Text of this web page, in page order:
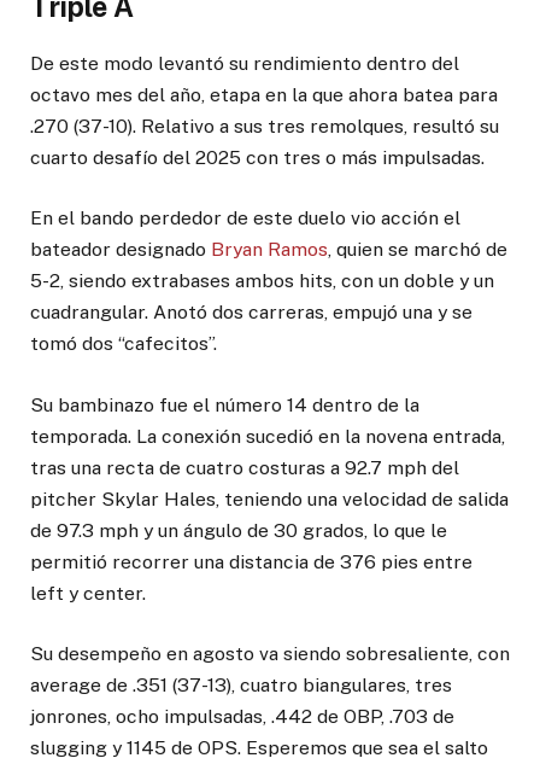
De este modo levantó su rendimiento dentro del
octavo mes del año, etapa en la que ahora batea para
.270 (37-10). Relativo a sus tres remolques, resultó su
cuarto desafío del 2025 con tres o más impulsadas.
En el bando perdedor de este duelo vio acción el
bateador designado Bryan Ramos, quien se marchó de
5-2, siendo extrabases ambos hits, con un doble y un
cuadrangular. Anotó dos carreras, empujó una y se
tomó dos “cafecitos”.
Su bambinazo fue el número 14 dentro de la
temporada. La conexión sucedió en la novena entrada,
tras una recta de cuatro costuras a 92.7 mph del
pitcher Skylar Hales, teniendo una velocidad de salida
de 97.3 mph y un ángulo de 30 grados, lo que le
permitió recorrer una distancia de 376 pies entre
left y center.
Su desempeño en agosto va siendo sobresaliente, con
average de .351 (37-13), cuatro biangulares, tres
jonrones, ocho impulsadas, .442 de OBP, .703 de
slugging y 1145 de OPS. Esperemos que sea el salto